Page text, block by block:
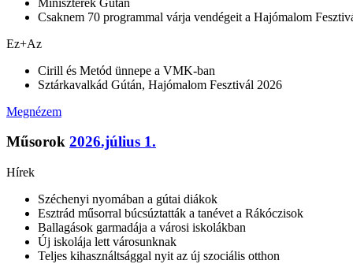
Csaknem 70 programmal várja vendégeit a Hajómalom
Ez+Az
Cirill és Metód ünnepe a VMK-ban
Sztárkavalkád Gútán, Hajómalom Fesztivál 2026
Megnézem
Műsorok 2026.július 1.
Hírek
Széchenyi nyomában a gútai diákok
Esztrád műsorral búcsúztatták a tanévet a Rákóczisok
Ballagások garmadája a városi iskolákban
Új iskolája lett városunknak
Teljes kihasználtsággal nyit az új szociális otthon